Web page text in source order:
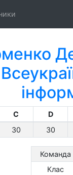
C
D
30 30
Команда
Клас